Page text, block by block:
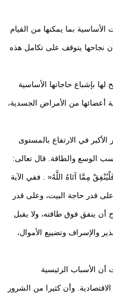
بما يمكنها من القيام
نجاحها يتوقف على تكامل هذه
بإشباع حاجاتها الأساسية
من الأمراض الجسدية،
الأكبر في الارتفاع بالمستوى
الوسع والطاقة. قال تعالى:
مِمَّا آتَاهُ اللَّهُ« . ففي الآية
على قدر حاجة البيت، وعلى قدر
أن ينفق فوق طاقته، ولا يقبل
والإسراف وتضييع الأموال،
أن الأسباب الرئيسية
وأن كثيرا من الشرور